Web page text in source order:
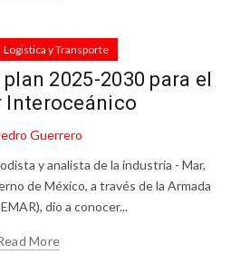
Logistica y Transporte
2025-2030 para el
Interoceánico
Guerrero
y analista de la industria - Mar,
de México, a través de la Armada
dio a conocer...
More